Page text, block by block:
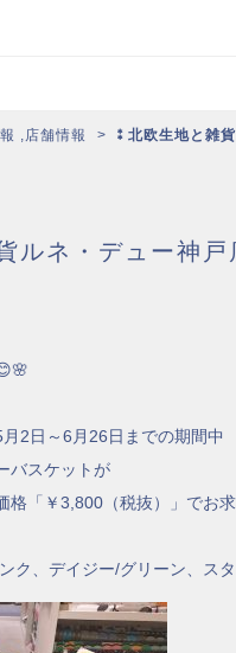
,店舗情報 ⁑北欧生地と雑
ルネ・デュー神
2日～6月26日までの期間中
バスケットが
格「￥3,800（税抜）」でお
ク、デイジー/グリーン、ス